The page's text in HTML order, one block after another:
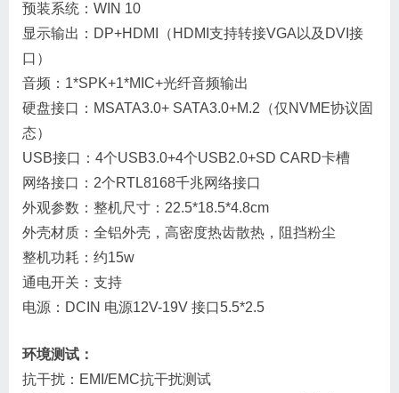
预装系统：WIN 10
显示输出：DP+HDMI（HDMI支持转接VGA以及DVI接
口）
音频：1*SPK+1*MIC+光纤音频输出
硬盘接口：MSATA3.0+ SATA3.0+M.2（仅NVME协议固
态）
USB接口：4个USB3.0+4个USB2.0+SD CARD卡槽
网络接口：2个RTL8168千兆网络接口
外观参数：整机尺寸：22.5*18.5*4.8cm
外壳材质：全铝外壳，高密度热齿散热，阻挡粉尘
整机功耗：约15w
通电开关：支持
电源：DCIN 电源12V-19V 接口5.5*2.5
环境测试：
抗干扰：EMI/EMC抗干扰测试